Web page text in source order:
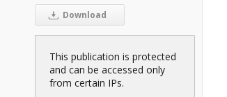
Download
This publication is protected
and can be accessed only
from certain IPs.